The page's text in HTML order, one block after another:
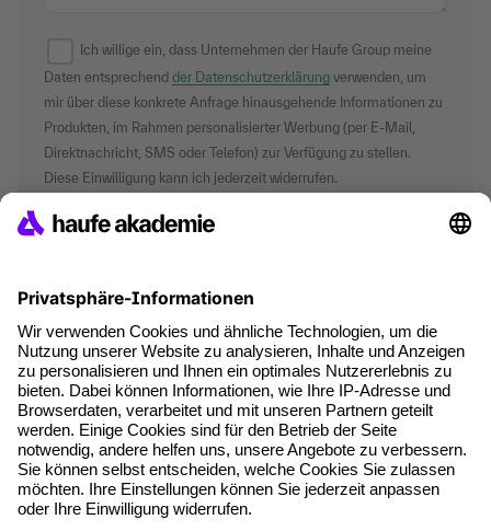
Ich willige ein, dass Unternehmen der Haufe Group meine
Daten entsprechend der Datenschutzerklärung verwenden, um
mir über diese konkrete Anfrage hinausgehende Informationen zu
Produkten, im Rahmen personalisierter Werbung (per E-Mail,
Direktnachricht, SMS oder Telefon) zur Verfügung zu stellen.
Diese Einwilligung kann ich jederzeit widerrufen.
*Pflichtfelder
where tech professionals grow